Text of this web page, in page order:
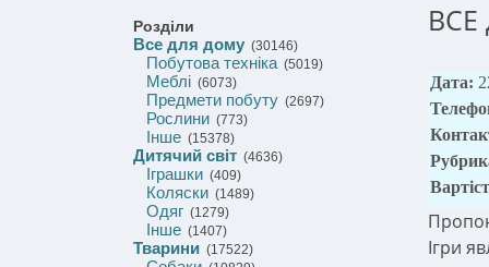
Розділи
Все для дому (30146)
Побутова техніка(5019)
Меблі (6073)
Предмети побуту (2697)
Рослини (773)
Інше (15378)
Дитячий світ (4636)
Іграшки (409)
Коляски (1489)
Одяг (1279)
Інше (1407)
Тварини (17522)
ВСЕ
Дата:
Ігри